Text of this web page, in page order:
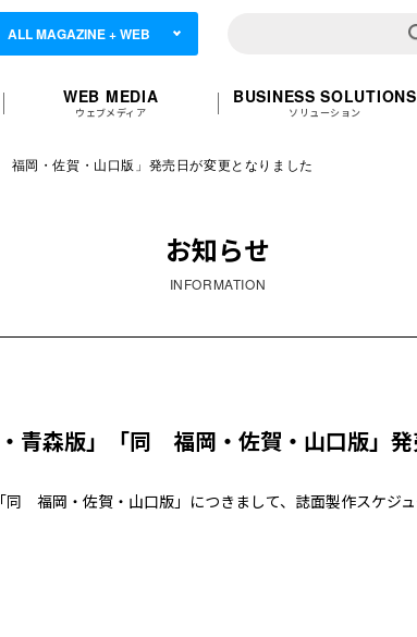
ALL MAGAZINE + WEB
WEB MEDIA
ウェブメディア
BUSINESS SOLUTIONS
ソリューション
岡・佐賀・山口版」発売日が変更となりました
お知らせ
INFORMATION
青森版」「同 福岡・佐賀・山口版」
福岡・佐賀・山口版」につきまして、誌面製作スケジ